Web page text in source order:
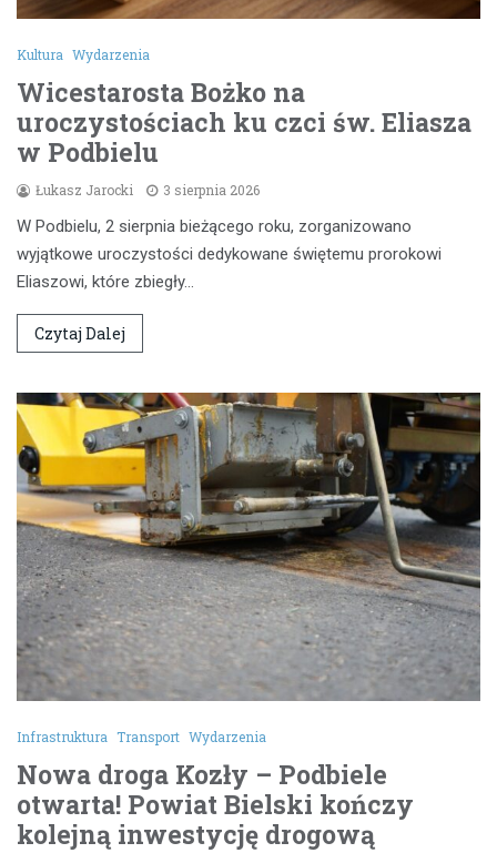
Kultura Wydarzenia
Wicestarosta Bożko na
uroczystościach ku czci św. Eliasza
w Podbielu
Łukasz Jarocki 3 sierpnia 2026
W Podbielu, 2 sierpnia bieżącego roku, zorganizowano
wyjątkowe uroczystości dedykowane świętemu prorokowi
Eliaszowi, które zbiegły…
Czytaj Dalej
Infrastruktura Transport Wydarzenia
Nowa droga Kozły – Podbiele
otwarta! Powiat Bielski kończy
kolejną inwestycję drogową